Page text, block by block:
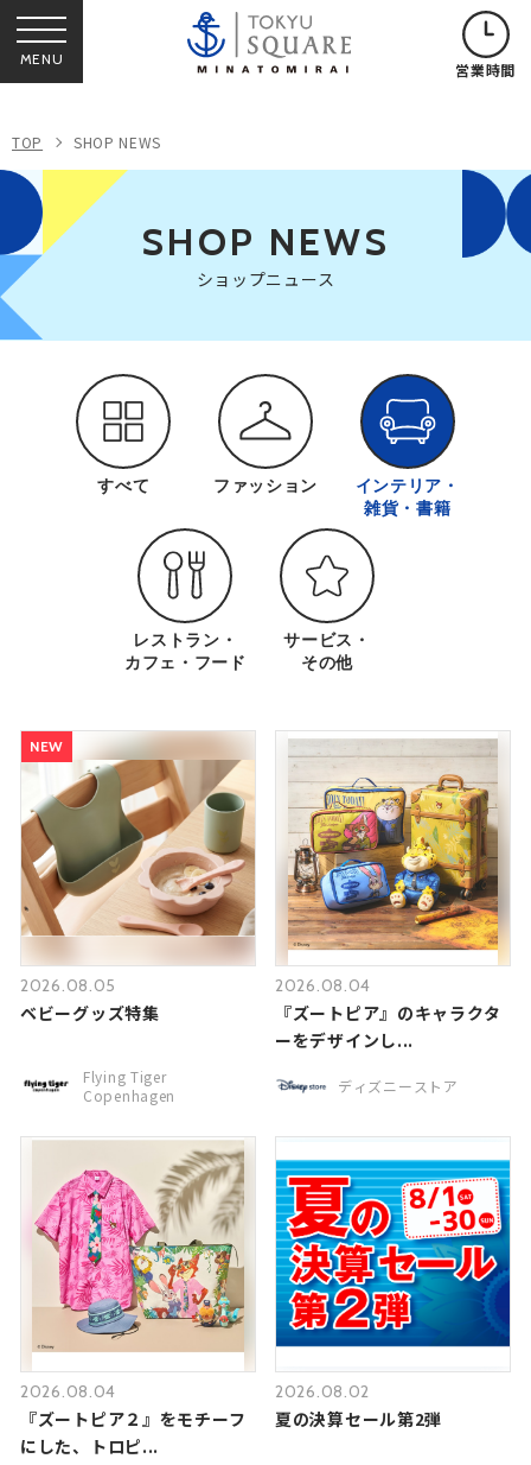
MENU 営業時間
TOP SHOP NEWS
SHOP NEWS
ショップニュース
すべて ファッション
インテリア・
雑貨・書籍
レストラン・
カフェ・フード
サービス・
その他
NEW
2026.08.05
ベビーグッズ特集
Flying Tiger
Copenhagen
2026.08.04
『ズートピア』のキャラクタ
ーをデザインし...
ディズニーストア
2026.08.04
『ズートピア２』をモチーフ
にした、トロピ...
2026.08.02
夏の決算セール第2弾